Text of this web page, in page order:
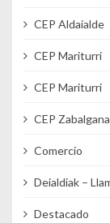
CEP Aldaialde
CEP Mariturri
CEP Mariturri
CEP Zabalgana
Comercio
Deialdiak –
Destacado